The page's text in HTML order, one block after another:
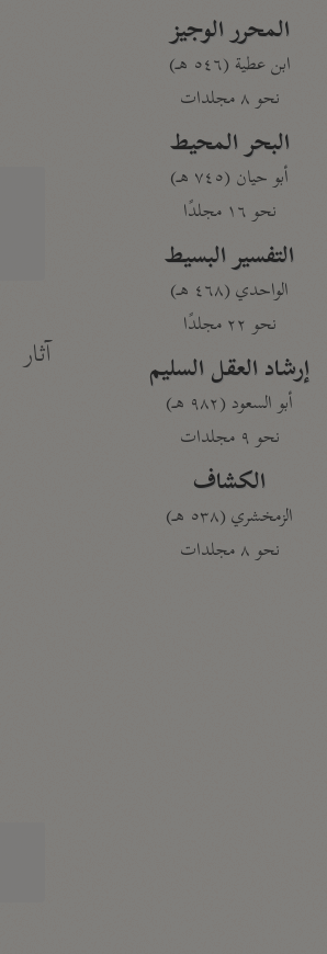
المحرر الوجيز
ابن عطية (٥٤٦ هـ)
نحو ٨ مجلدات
البحر المحيط
أبو حيان (٧٤٥ هـ)
نحو ١٦ مجلدًا
التفسير البسيط
الواحدي (٤٦٨ هـ)
نحو ٢٢ مجلدًا
إرشاد العقل السليم
أبو السعود (٩٨٢ هـ)
نحو ٩ مجلدات
الكشاف
الزمخشري (٥٣٨ هـ)
نحو ٨ مجلدات
آثار